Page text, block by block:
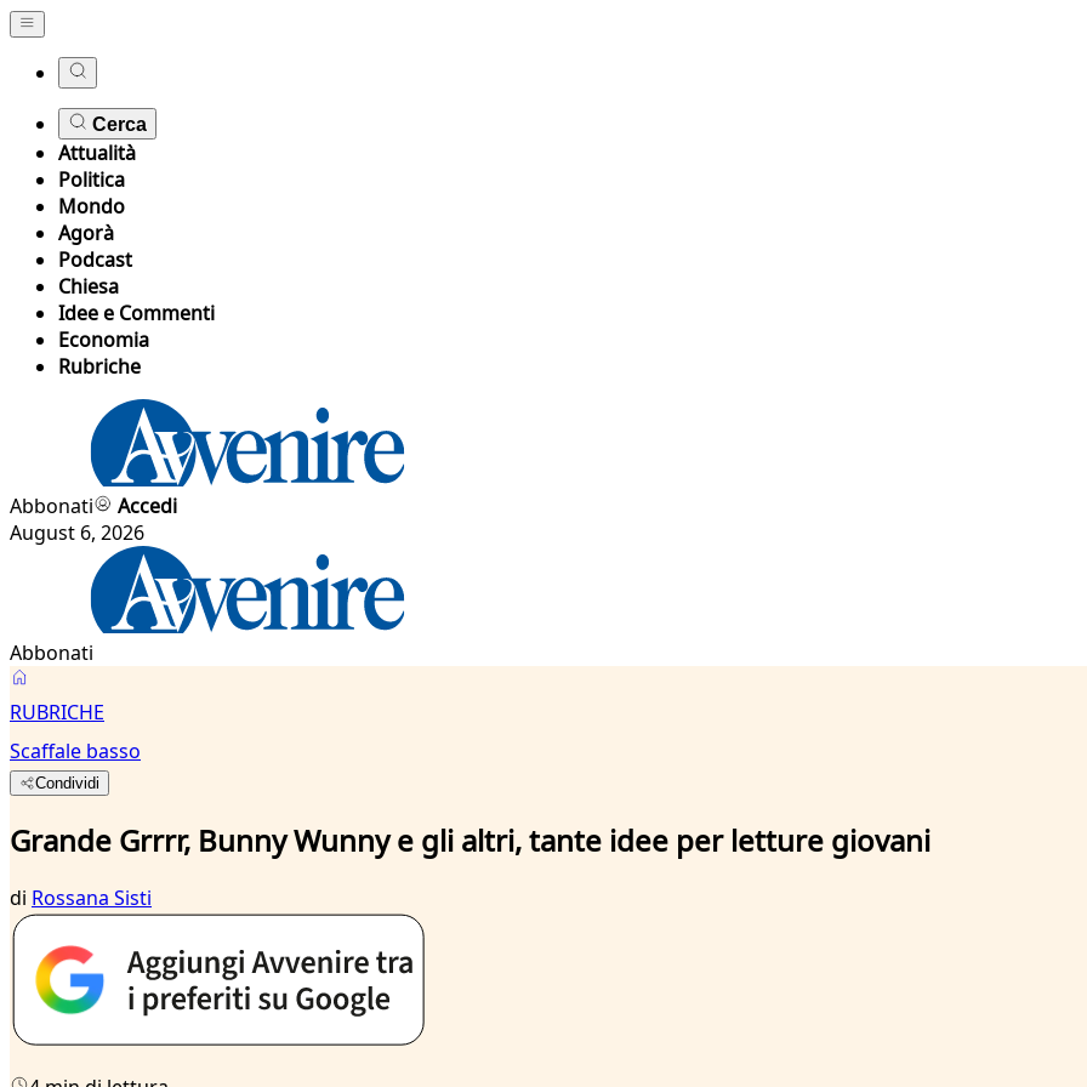
Cerca
Attualità
Politica
Mondo
Agorà
Podcast
Chiesa
Idee e Commenti
Economia
Rubriche
Abbonati
Accedi
August 6, 2026
Abbonati
RUBRICHE
Scaffale basso
Condividi
Grande Grrrr, Bunny Wunny e gli altri, tante idee per letture giovani
di Rossana Sisti